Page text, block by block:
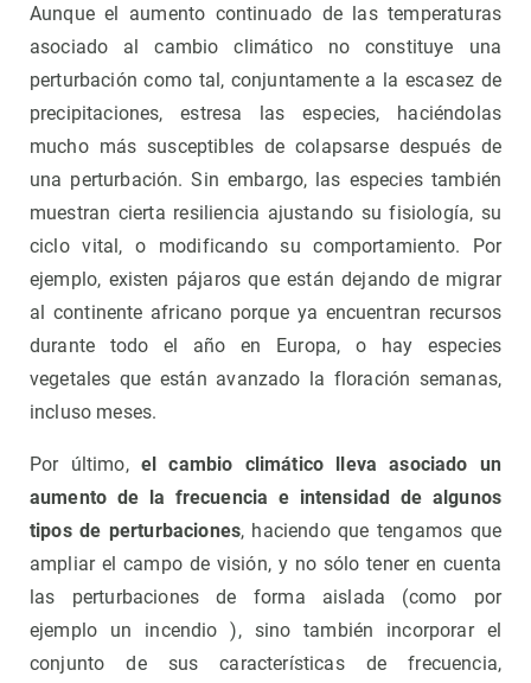
Aunque el aumento continuado de las temperaturas
asociado al cambio climático no constituye una
perturbación como tal, conjuntamente a la escasez de
precipitaciones, estresa las especies, haciéndolas
mucho más susceptibles de colapsarse después de
una perturbación. Sin embargo, las especies también
muestran cierta resiliencia ajustando su fisiología, su
ciclo vital, o modificando su comportamiento. Por
ejemplo, existen pájaros que están dejando de migrar
al continente africano porque ya encuentran recursos
durante todo el año en Europa, o hay especies
vegetales que están avanzado la floración semanas,
incluso meses.
Por último, el cambio climático lleva asociado un
aumento de la frecuencia e intensidad de algunos
tipos de perturbaciones, haciendo que tengamos que
ampliar el campo de visión, y no sólo tener en cuenta
las perturbaciones de forma aislada (como por
ejemplo un incendio ), sino también incorporar el
conjunto de sus características de frecuencia,